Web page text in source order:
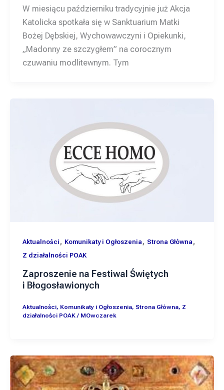
W miesiącu październiku tradycyjnie już Akcja
Katolicka spotkała się w Sanktuarium Matki
Bożej Dębskiej, Wychowawczyni i Opiekunki,
„Madonny ze szczygłem” na corocznym
czuwaniu modlitewnym. Tym
Aktualności , Komunikaty i Ogłoszenia, Strona Główna,
Z działalności POAK
Zaproszenie na Festiwal Świętych
i Błogosławionych
Aktualności, Komunikaty i Ogłoszenia, Strona Główna, Z
działalności POAK/ MOwczarek